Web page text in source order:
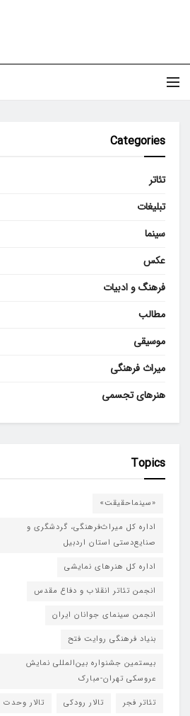
Categories
تئاتر
تبلیغات
سینما
عکس
فرهنگ و ادبیات
مطالب
موسیقی
میراث فرهنگی
هنرهای تجسمی
Topics
«سینماحقیقت»
اداره کل میراث‌فرهنگی، گردشگری و
صنایع‌دستی استان اردبیل
اداره کل هنرهای نمایشی
انجمن تئاتر انقلاب و دفاع مقدس
انجمن سینمای جوانان ایران
بنیاد فرهنگی روایت فتح
بیستمین جشنواره بین‌المللی نمایش
عروسکی تهران-مبارک
تئاتر فجر
تالار رودکی
تالار وحدت